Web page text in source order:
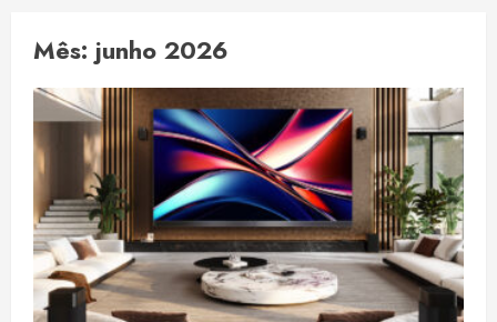
Mês: junho 2026